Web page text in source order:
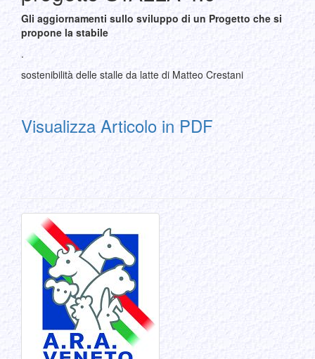
Gli aggiornamenti sullo sviluppo di un Progetto che si
propone la stabile
.
sostenibilità delle stalle da latte di Matteo Crestani
Visualizza Articolo in PDF